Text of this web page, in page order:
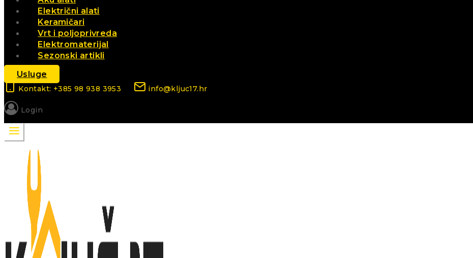
Električni alati
Keramičari
Vrt i poljoprivreda
Elektromaterijal
Sezonski artikli
Usluge
Kontakt: +385 98 938 3953 info@kljuc17.hr
Login